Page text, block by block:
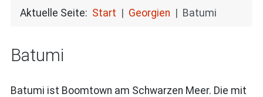
Aktuelle Seite: Start Georgien Batumi
Batumi
Batumi ist Boomtown am Schwarzen Meer. Die mit